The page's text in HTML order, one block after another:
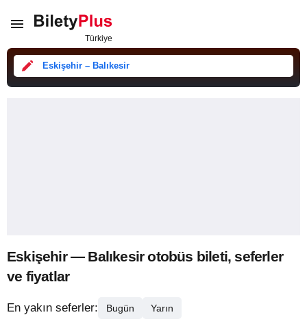
Eskişehir – Balıkesir
Eskişehir — Balıkesir otobüs bileti, seferler
ve fiyatlar
En yakın seferler: Bugün Yarın